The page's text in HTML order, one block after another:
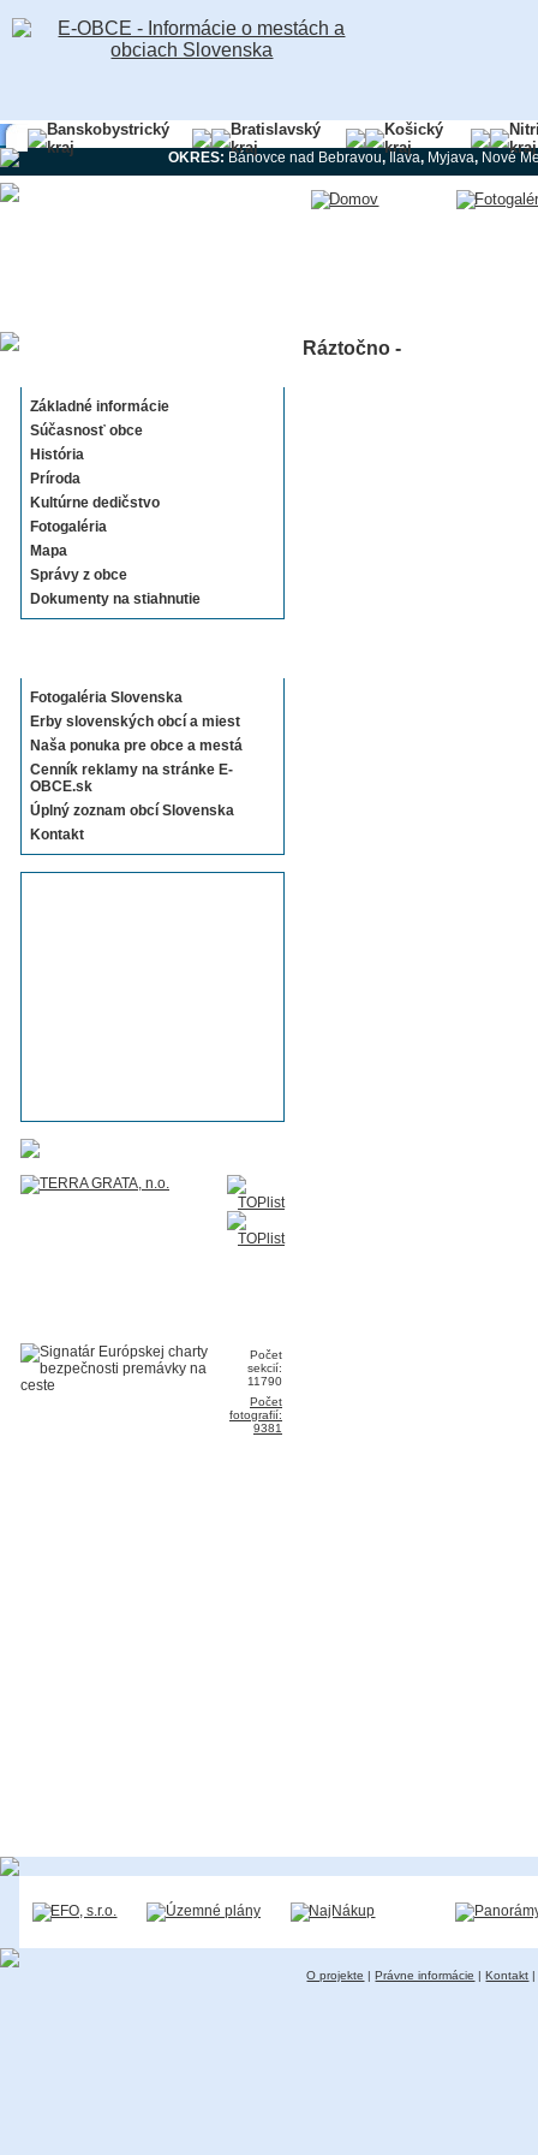
Banskobystrický
kraj
Bratislavský
kraj
Košický
kraj
kraj
OKRES: Bánovce nad Bebravou, Ilava, Myjava, Nové
Základné informácie
Súčasnosť obce
História
Príroda
Kultúrne dedičstvo
Fotogaléria
Mapa
Správy z obce
Dokumenty na stiahnutie
Fotogaléria Slovenska
Erby slovenských obcí a miest
Naša ponuka pre obce a mestá
Cenník reklamy na stránke E-
OBCE.sk
Úplný zoznam obcí Slovenska
Kontakt
Počet
sekcií:
11790
Počet
fotografií:
9381
Ráztočno -
O projekte |Právne informácie |Kontakt